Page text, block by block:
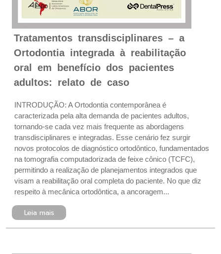
Tratamentos transdisciplinares – a
Ortodontia integrada à reabilitação
oral em benefício dos pacientes
adultos: relato de caso
INTRODUÇÃO: A Ortodontia contemporânea é
caracterizada pela alta demanda de pacientes adultos,
tornando-se cada vez mais frequente as abordagens
transdisciplinares e integradas. Esse cenário fez surgir
novos protocolos de diagnóstico ortodôntico, fundamentados
na tomografia computadorizada de feixe cônico (TCFC),
permitindo a realização de planejamentos integrados que
visam a reabilitação oral completa do paciente. No que diz
respeito à mecânica ortodôntica, a ancoragem...
Leia mais